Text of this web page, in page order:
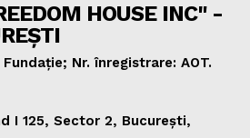
HOUSE INC" -
Nr. înregistrare: AOT.
I 125, Sector 2, București,